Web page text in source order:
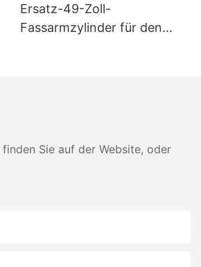
Ersatz-49-Zoll-
Fassarmzylinder für den
Sie auf der Website, oder